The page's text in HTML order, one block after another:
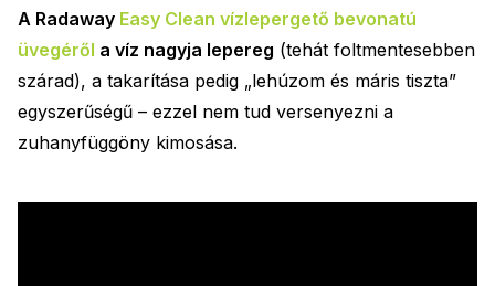
A Radaway Easy Clean vízlepergető bevonatú
üvegéről a víz nagyja lepereg (tehát foltmentesebben
szárad), a takarítása pedig „lehúzom és máris tiszta”
egyszerűségű – ezzel nem tud versenyezni a
zuhanyfüggöny kimosása.